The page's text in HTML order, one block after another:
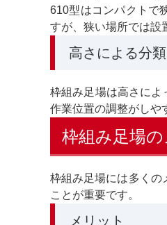
610型はコンパクトで
すが、狭い場所では設
高さによる分類
枠組み足場は高さによ
作業位置の調整がしや
枠組み足場
枠組み足場には多くの
ことが重要です。
メリット